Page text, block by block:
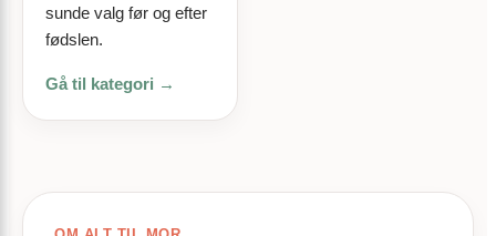
sunde valg før og efter
fødslen.
Gå til kategori →